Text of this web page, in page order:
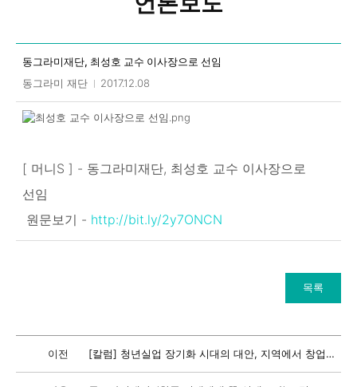
동그라미재단, 최성호 교수 이사장으로 선임
동그라미 재단
2017.12.08
[ 머니S ] - 동그라미재단, 최성호 교수 이사장으로
선임
원문보기 - http://bit.ly/2y7ONCN
목록
이전 [칼럼] 청년실업 장기화 시대의 대안, 지역에서 창업을 위한 공간과 프로그램 지원이 절실하다